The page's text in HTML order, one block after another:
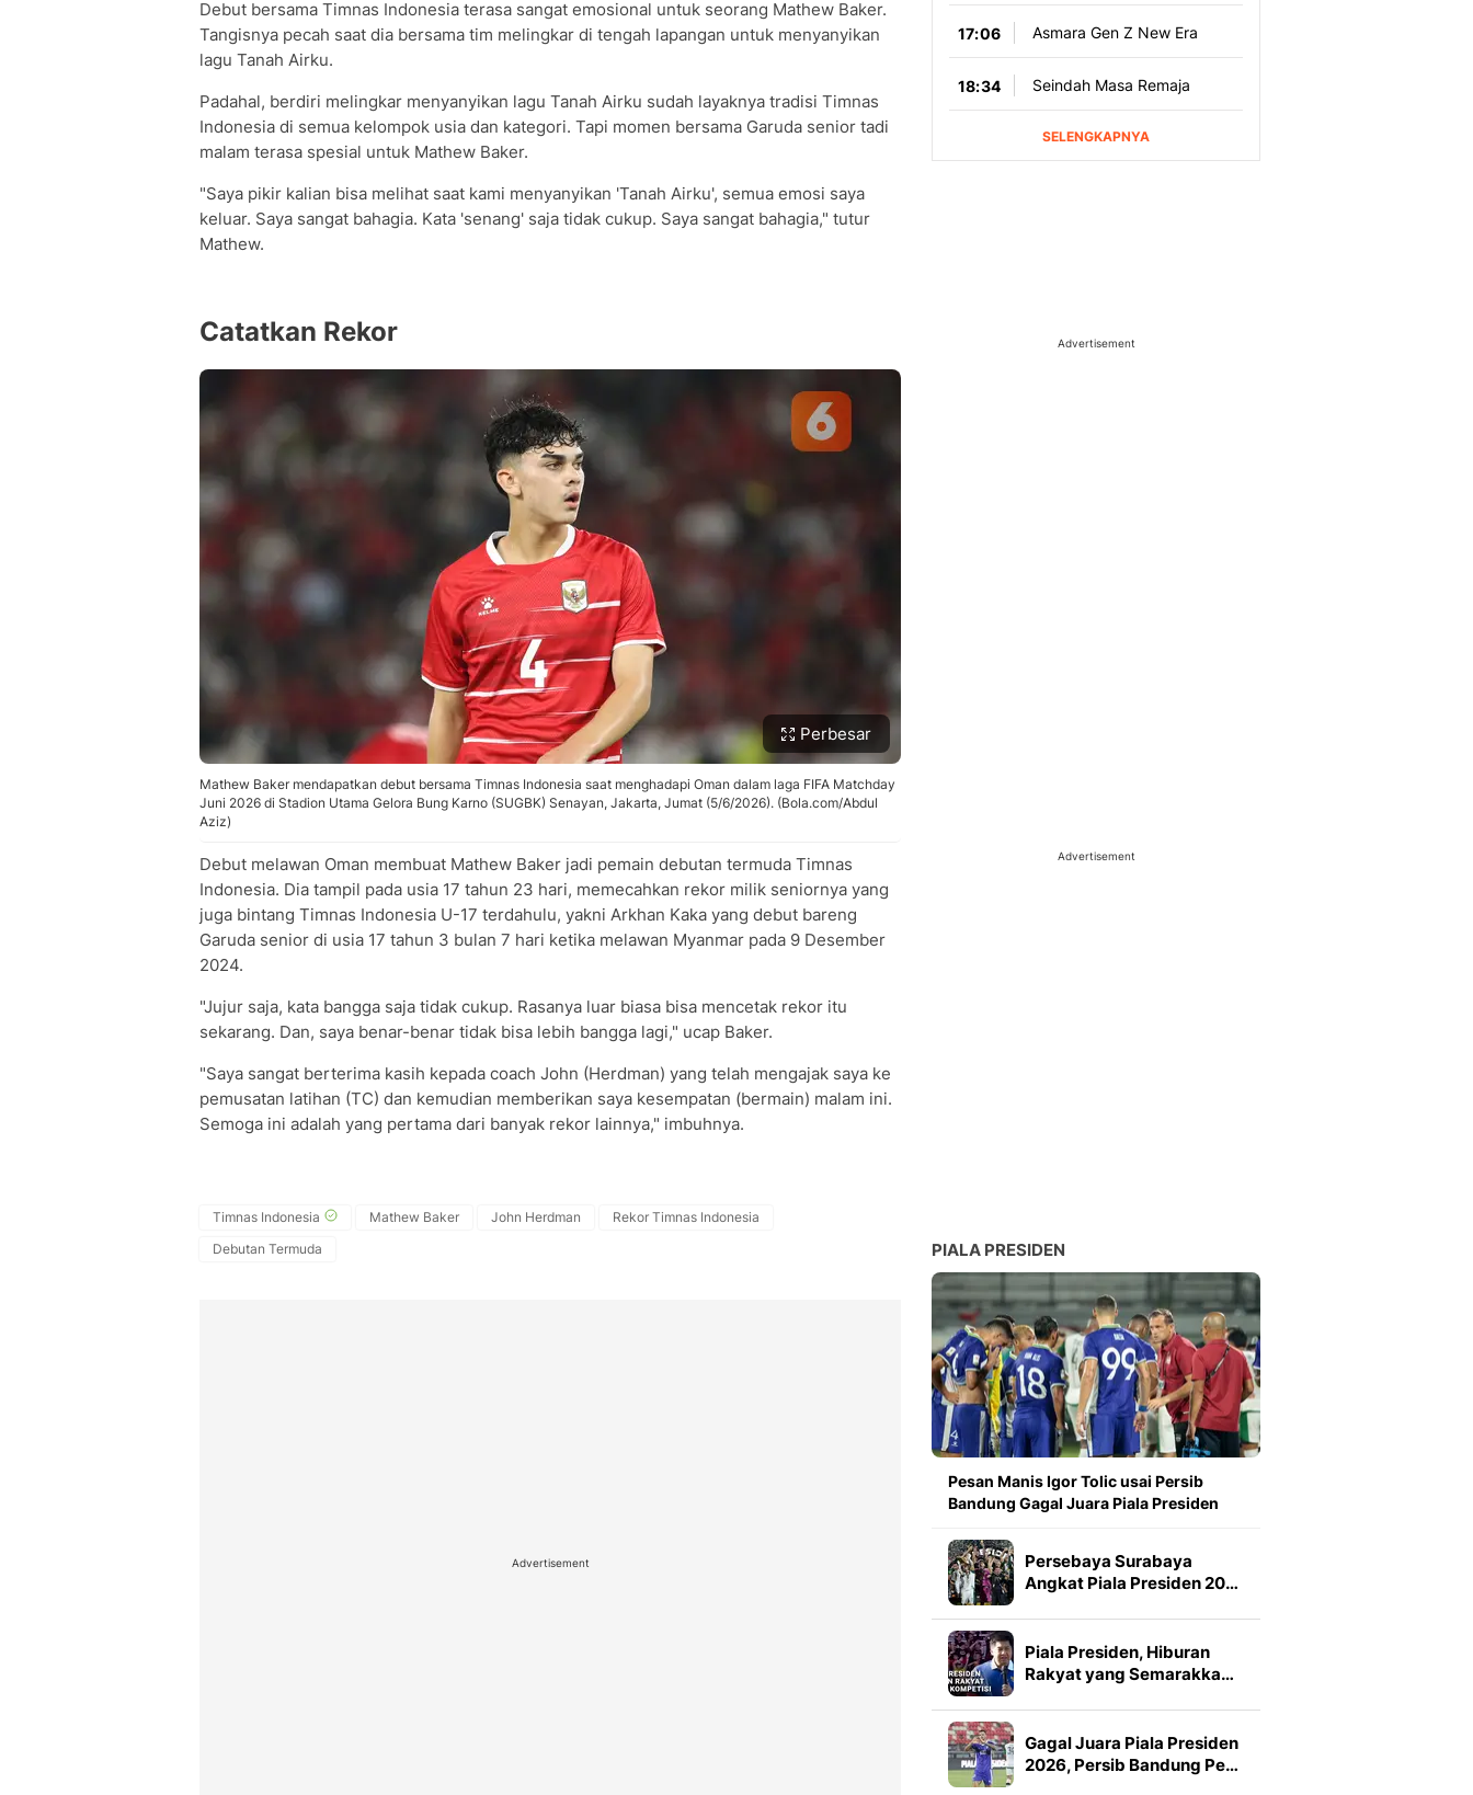
Debut bersama Timnas Indonesia terasa sangat emosional untuk seorang Mathew Baker.
Tangisnya pecah saat dia bersama tim melingkar di tengah lapangan untuk menyanyikan
lagu Tanah Airku.
Padahal, berdiri melingkar menyanyikan lagu Tanah Airku sudah layaknya tradisi Timnas
Indonesia di semua kelompok usia dan kategori. Tapi momen bersama Garuda senior tadi
malam terasa spesial untuk Mathew Baker.
"Saya pikir kalian bisa melihat saat kami menyanyikan 'Tanah Airku', semua emosi saya
keluar. Saya sangat bahagia. Kata 'senang' saja tidak cukup. Saya sangat bahagia," tutur
Mathew.
Catatkan Rekor
Perbesar
Mathew Baker mendapatkan debut bersama Timnas Indonesia saat menghadapi Oman dalam laga FIFA Matchday
Juni 2026 di Stadion Utama Gelora Bung Karno (SUGBK) Senayan, Jakarta, Jumat (5/6/2026). (Bola.com/Abdul
Aziz)
Debut melawan Oman membuat Mathew Baker jadi pemain debutan termuda Timnas
Indonesia. Dia tampil pada usia 17 tahun 23 hari, memecahkan rekor milik seniornya yang
juga bintang Timnas Indonesia U-17 terdahulu, yakni Arkhan Kaka yang debut bareng
Garuda senior di usia 17 tahun 3 bulan 7 hari ketika melawan Myanmar pada 9 Desember
2024.
"Jujur saja, kata bangga saja tidak cukup. Rasanya luar biasa bisa mencetak rekor itu
sekarang. Dan, saya benar-benar tidak bisa lebih bangga lagi," ucap Baker.
"Saya sangat berterima kasih kepada coach John (Herdman) yang telah mengajak saya ke
pemusatan latihan (TC) dan kemudian memberikan saya kesempatan (bermain) malam ini.
Semoga ini adalah yang pertama dari banyak rekor lainnya," imbuhnya.
Timnas Indonesia Mathew Baker John Herdman
Rekor Timnas Indonesia
Debutan Termuda
Advertisement
Advertisement
Advertisement
PIALA PRESIDEN
Pesan Manis Igor Tolic usai Persib
Bandung Gagal Juara Piala Presiden
Persebaya Surabaya
Angkat Piala Presiden 20…
Piala Presiden, Hiburan
Rakyat yang Semarakka…
Gagal Juara Piala Presiden
2026, Persib Bandung Pe…